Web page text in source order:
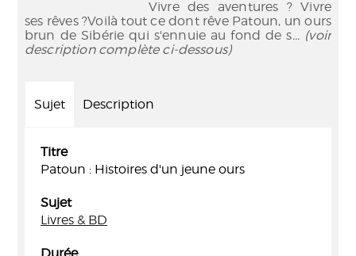
Vivre des aventures ? Vivre
ses rêves ?Voilà tout ce dont rêve Patoun, un ours
brun de Sibérie qui s'ennuie au fond de s... (voir
description complète ci-dessous)
Sujet Description
Titre
Patoun : Histoires d'un jeune ours
Sujet
Livres & BD